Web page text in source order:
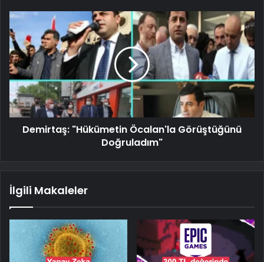
Demirtaş: "Hükümetin Öcalan'la Görüştüğünü
Doğruladım"
İlgili Makaleler